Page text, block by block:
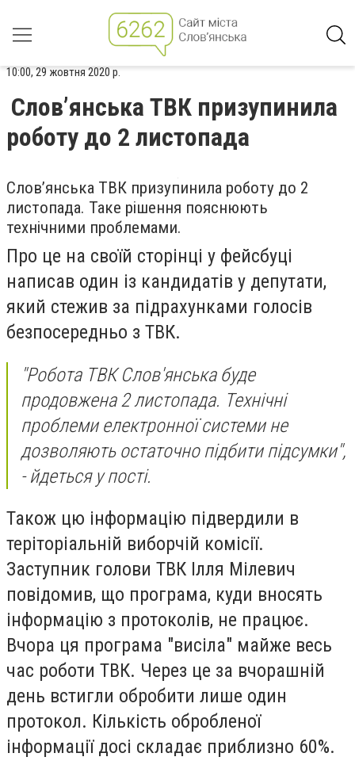
10:00, 29 жовтня 2020 р.
Слов’янська ТВК призупинила
роботу до 2 листопада
Слов’янська ТВК призупинила роботу до 2
листопада. Таке рішення пояснюють
технічними проблемами.
Про це на своїй сторінці у фейсбуці
написав один із кандидатів у депутати,
який стежив за підрахунками голосів
безпосередньо з ТВК.
"Робота ТВК Слов'янська буде
продовжена 2 листопада. Технічні
проблеми електронної системи не
дозволяють остаточно підбити підсумки",
- йдеться у пості.
Також цю інформацію підвердили в
теріторіальній виборчій комісії.
Заступник голови ТВК Ілля Мілевич
повідомив, що програма, куди вносять
інформацію з протоколів, не працює.
Вчора ця програма "висіла" майже весь
час роботи ТВК. Через це за вчорашній
день встигли обробити лише один
протокол. Кількість обробленої
інформації досі складає приблизно 60%.